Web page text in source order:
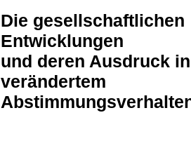
Die gesellschaftlichen
Entwicklungen
und deren Ausdruck in
verändertem